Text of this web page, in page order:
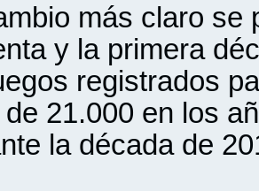
más claro se
y la primera
registrados
de 21.000 en los
la década de